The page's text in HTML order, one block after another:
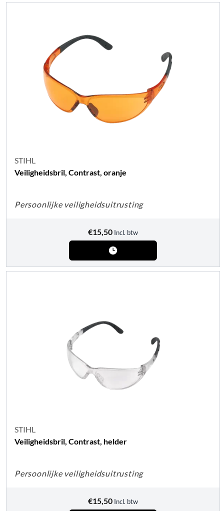
STIHL
Veiligheidsbril, Contrast, oranje
Persoonlijke veiligheidsuitrusting
€15,50 Incl. btw
STIHL
Veiligheidsbril, Contrast, helder
Persoonlijke veiligheidsuitrusting
€15,50 Incl. btw